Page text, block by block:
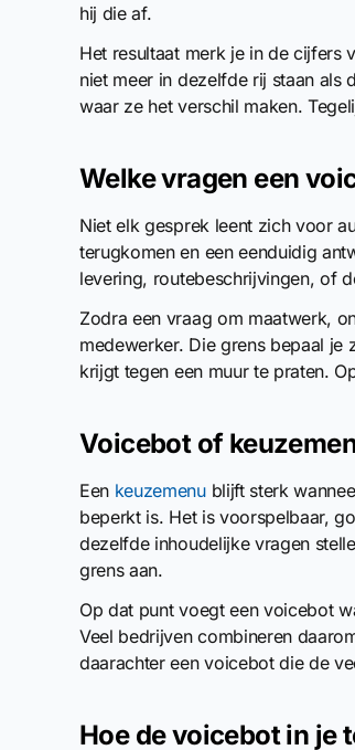
hij die af.
Het resultaat merk je in de cijfers
niet meer in dezelfde rij staan als
waar ze het verschil maken.
Welke vragen een
Niet elk gesprek leent zich voor
terugkomen en een eenduidig
levering, routebeschrijvingen, of
Zodra een vraag om maatwerk,
medewerker. Die grens bepaal
krijgt tegen een muur te praten.
Voicebot of
Een keuzemenublijft sterk
beperkt is. Het is voorspelbaar,
dezelfde inhoudelijke vragen
grens aan.
Op dat punt voegt een voicebot
Veel bedrijven combineren
daarachter een voicebot die de
Hoe de voicebot in je